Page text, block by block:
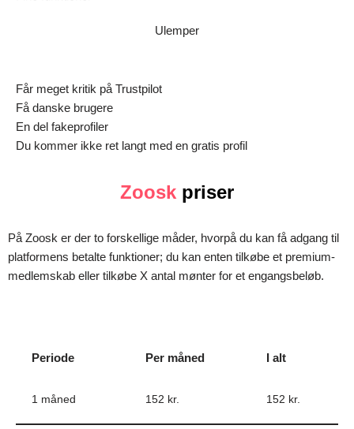
Ulemper
Får meget kritik på Trustpilot
Få danske brugere
En del fakeprofiler
Du kommer ikke ret langt med en gratis profil
Zoosk priser
På Zoosk er der to forskellige måder, hvorpå du kan få adgang til
platformens betalte funktioner; du kan enten tilkøbe et premium-
medlemskab eller tilkøbe X antal mønter for et engangsbeløb.
Periode Per måned I alt
1 måned 152 kr. 152 kr.